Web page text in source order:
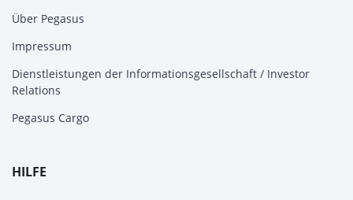
Über Pegasus
Impressum
Dienstleistungen der Informationsgesellschaft / Investor
Relations
Pegasus Cargo
HILFE